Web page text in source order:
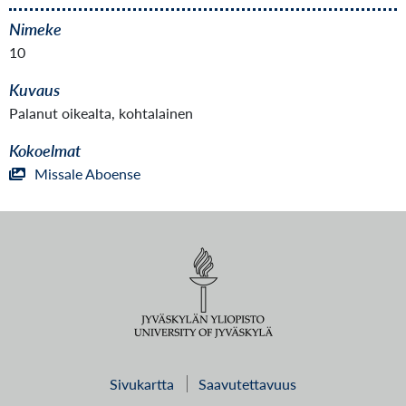
Nimeke
10
Kuvaus
Palanut oikealta, kohtalainen
Kokoelmat
Missale Aboense
Sivukartta Saavutettavuus